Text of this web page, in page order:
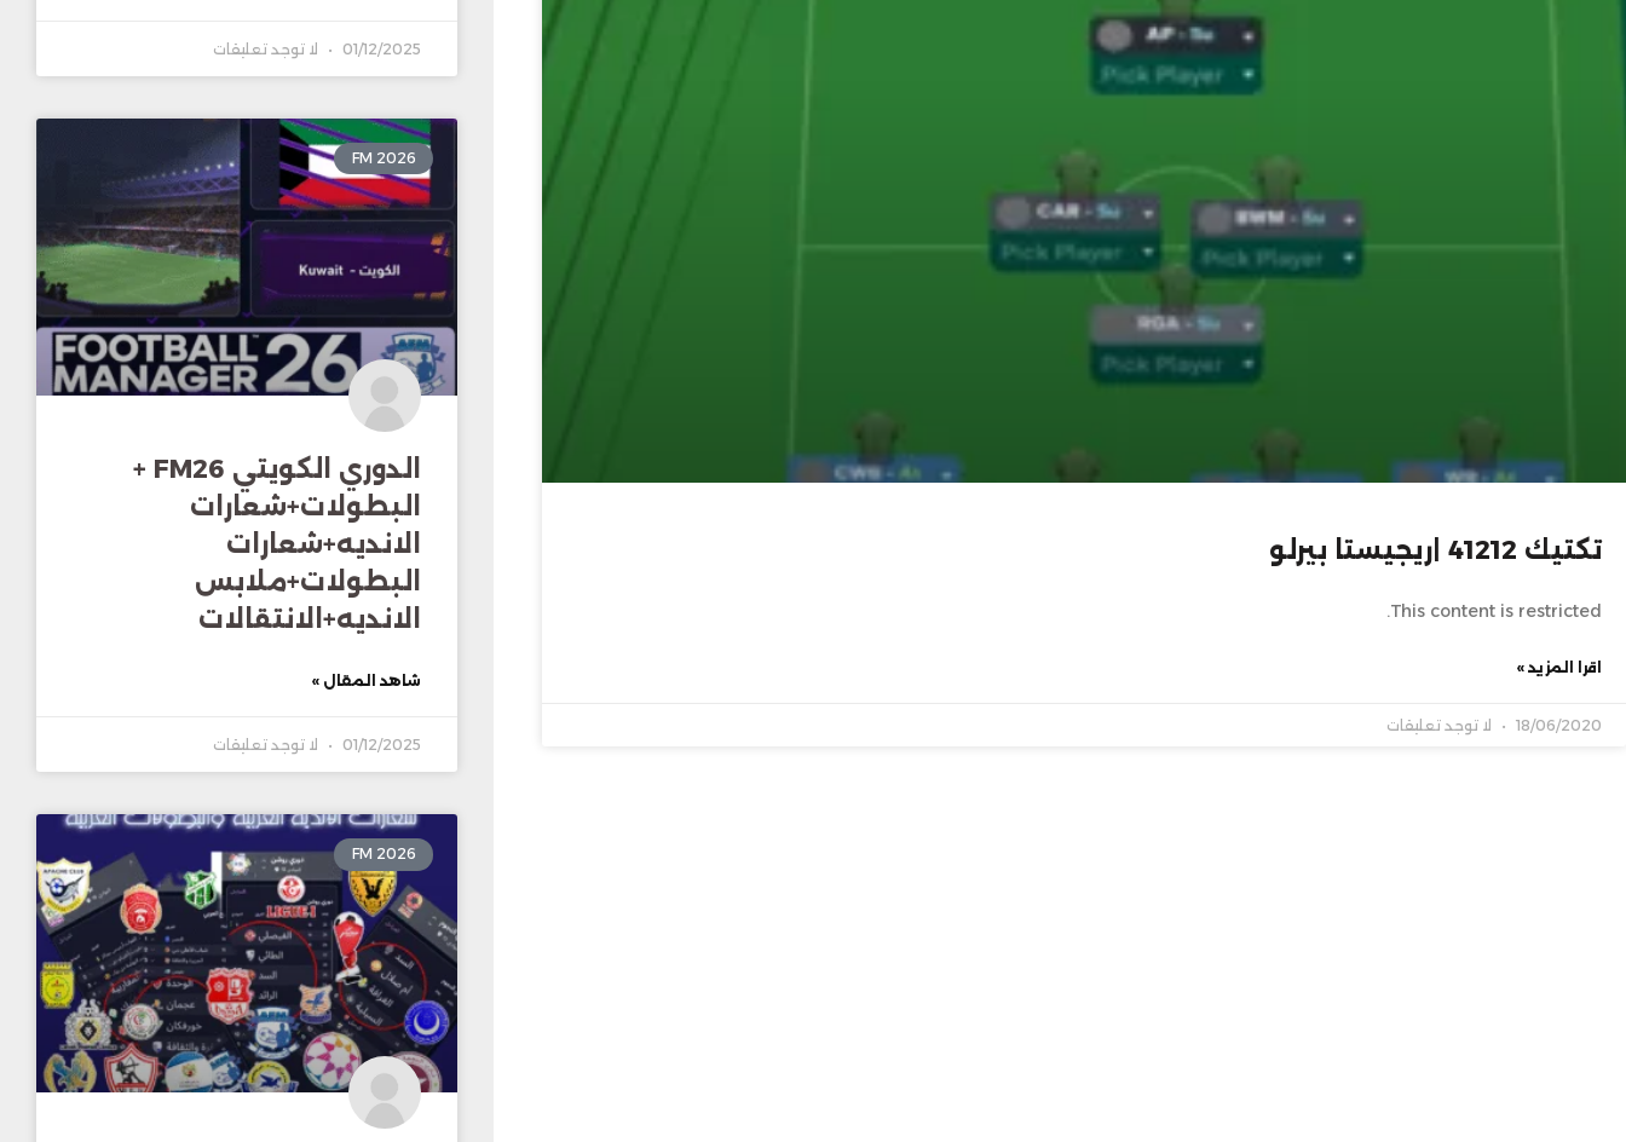
تكتيك 41212 |ريجيستا بيرلو
This content is restricted.
اقرا المزيد »
18/06/2020 لا توجد تعليقات
01/12/2025 لا توجد تعليقات
FM 2026
الدوري الكويتي FM26 +
البطولات+شعارات
الانديه+شعارات
البطولات+ملابس
الانديه+الانتقالات
شاهد المقال »
01/12/2025 لا توجد تعليقات
FM 2026